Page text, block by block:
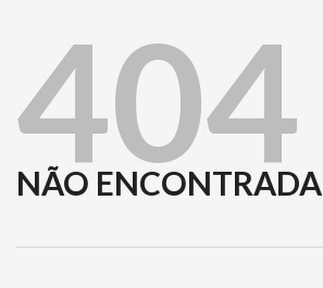
404
NÃO ENCONTRADA